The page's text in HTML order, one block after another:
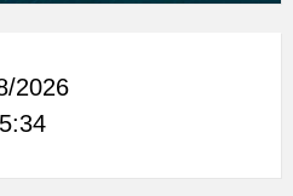
2026
5:34